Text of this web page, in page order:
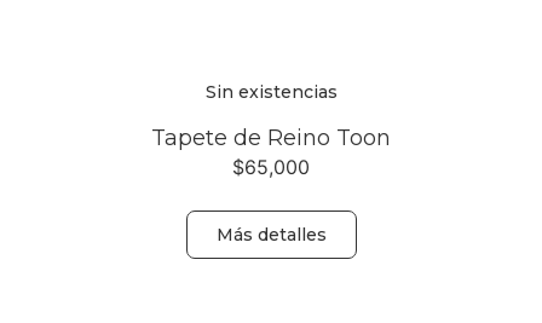
Sin existencias
Tapete de Reino Toon
$65,000
Más detalles